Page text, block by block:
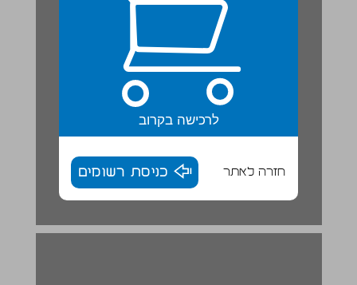
לרכישה בקרוב
חזרה לאתר כניסת רשומים
מכירים ספורטאי/ת | פעילות חקר ... 29